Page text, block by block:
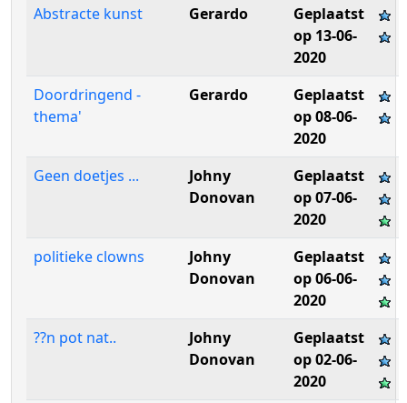
Abstracte kunst
Gerardo
Geplaatst
op 13-06-
2020
Doordringend -
thema'
Gerardo
Geplaatst
op 08-06-
2020
Geen doetjes ...
Johny
Donovan
Geplaatst
op 07-06-
2020
politieke clowns
Johny
Donovan
Geplaatst
op 06-06-
2020
??n pot nat..
Johny
Donovan
Geplaatst
op 02-06-
2020